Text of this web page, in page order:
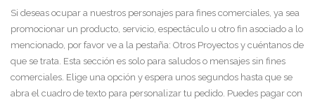
Si deseas ocupar a nuestros personajes para fines comerciales, ya sea
promocionar un producto, servicio, espectáculo u otro fin asociado a lo
mencionado, por favor ve a la pestaña: Otros Proyectos y cuéntanos de
que se trata. Esta sección es solo para saludos o mensajes sin fines
comerciales. Elige una opción y espera unos segundos hasta que se
abra el cuadro de texto para personalizar tu pedido. Puedes pagar con